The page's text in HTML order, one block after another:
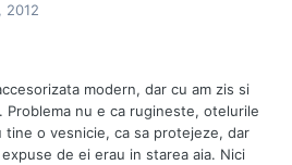
2012
modern, dar cu am zis si
Problema nu e ca rugineste, otelurile
o vesnicie, ca sa protejeze, dar
de ei erau in starea aia. Nici